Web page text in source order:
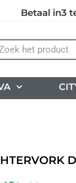
Betaal in3